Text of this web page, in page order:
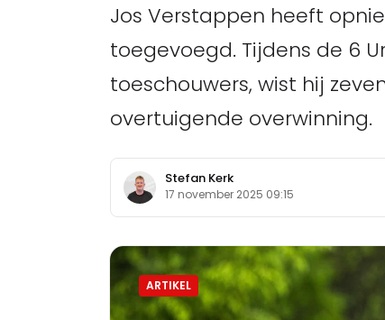
Jos Verstappen heeft
toegevoegd. Tijdens de 6
toeschouwers, wist hij
overtuigende overwinning.
Stefan Kerk
17 november 2025 09:15
ARTIKEL